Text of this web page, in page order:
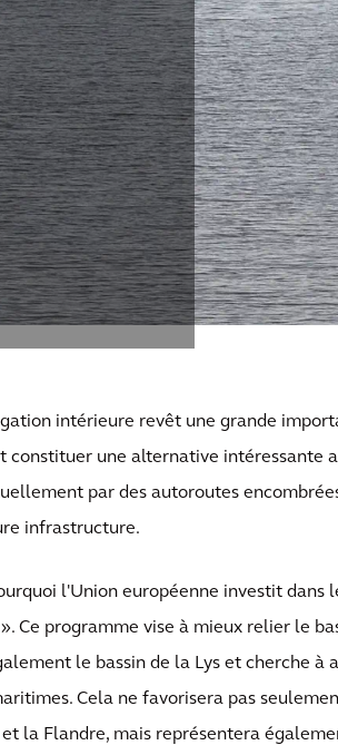
intérieure revêt une grande
constituer une alternative intéressante
par des autoroutes
infrastructure.
l'Union européenne investit
». Ce programme vise à mieux relier le
le bassin de la Lys et cherche à
Cela ne favorisera pas
et la Flandre, mais représentera